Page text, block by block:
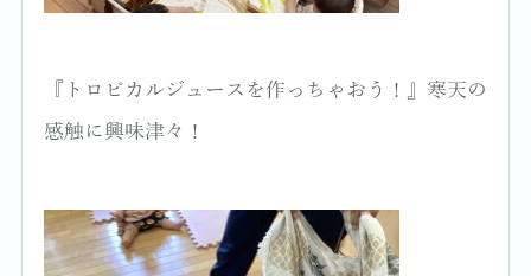
『トロピカルジュースを作っちゃおう！』寒天の
感触に興味津々！